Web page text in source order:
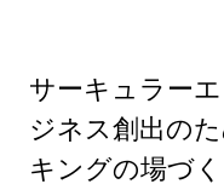
サーキュラー
ジネス創出の
キングの場づ